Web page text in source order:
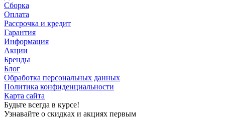
Сборка
Оплата
Рассрочка и кредит
Гарантия
Информация
Акции
Бренды
Блог
Обработка персональных данных
Политика конфиденциальности
Карта сайта
Будьте всегда в курсе!
Узнавайте о скидках и акциях первым